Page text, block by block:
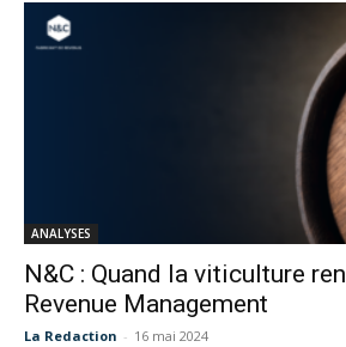
ANALYSES
N&C : Quand la viticulture
Revenue Management
La Redaction - 16 mai 2024